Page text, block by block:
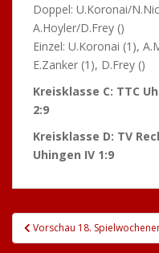
Doppel: U.Koronai/
A.Hoyler/D.Frey ()
Einzel: U.Koronai (1),
E.Zanker (1), D.Frey ()
Kreisklasse C: TTC
2:9
Kreisklasse D: TV
Uhingen IV 1:9
Vorschau 18.